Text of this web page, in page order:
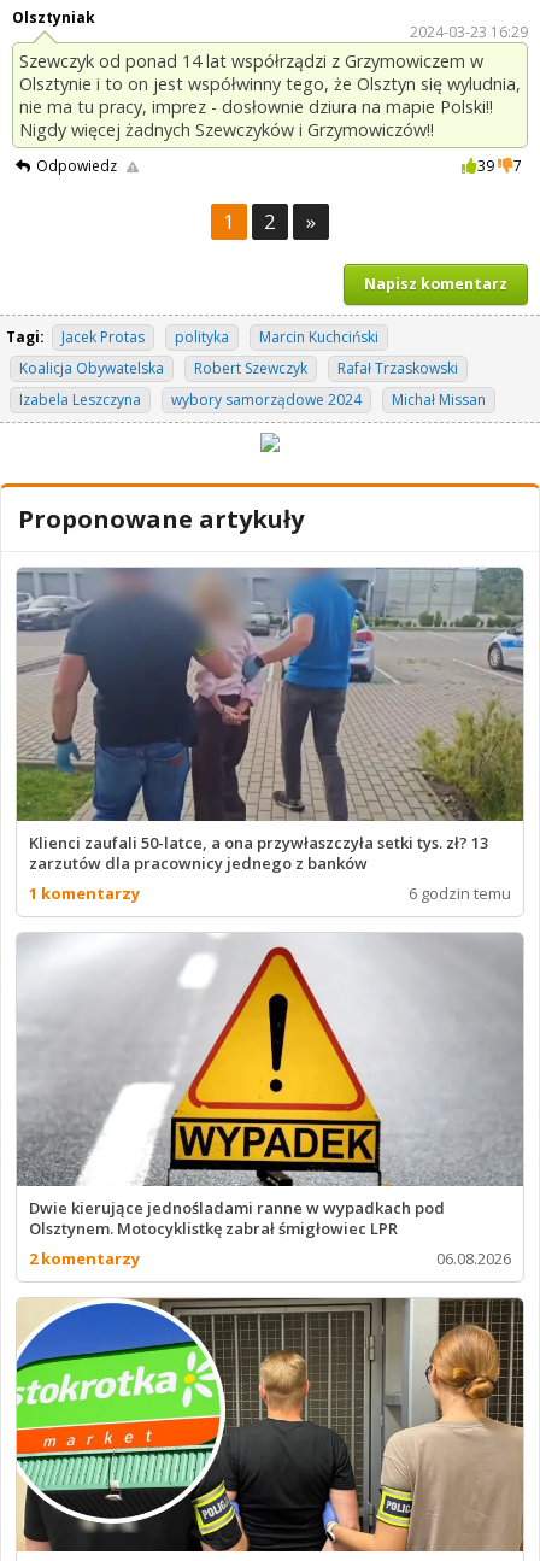
Olsztyniak
2024-03-23 16:29
Szewczyk od ponad 14 lat współrządzi z Grzymowiczem w
Olsztynie i to on jest współwinny tego, że Olsztyn się wyludnia,
nie ma tu pracy, imprez - dosłownie dziura na mapie Polski!!
Nigdy więcej żadnych Szewczyków i Grzymowiczów!!
Odpowiedz 39 7
1 2 »
Napisz komentarz
Tagi: Jacek Protas polityka
Marcin Kuchciński
Koalicja Obywatelska
Robert Szewczyk
Rafał Trzaskowski
Izabela Leszczyna
wybory samorządowe 2024 Michał Missan
Proponowane artykuły
Klienci zaufali 50-latce, a ona przywłaszczyła setki tys. zł? 13
zarzutów dla pracownicy jednego z banków
1 komentarzy
6 godzin temu
Dwie kierujące jednośladami ranne w wypadkach pod
Olsztynem. Motocyklistkę zabrał śmigłowiec LPR
2 komentarzy
06.08.2026